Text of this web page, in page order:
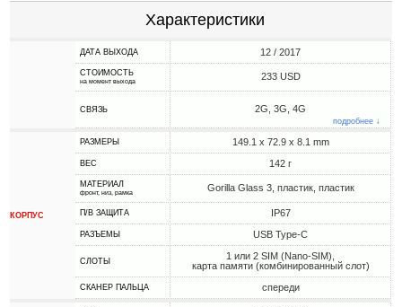
Характеристики
ДАТА ВЫХОДА 12 / 2017
СТОИМОСТЬ
на момент выхода 233 USD
СВЯЗЬ 2G, 3G, 4G
подробнее ↓
КОРПУС
РАЗМЕРЫ 149.1 x 72.9 x 8.1 mm
ВЕС 142 г
МАТЕРИАЛ
фронт, низ, рамка Gorilla Glass 3, пластик, пластик
П/В ЗАЩИТА IP67
РАЗЪЕМЫ USB Type-C
СЛОТЫ
1 или 2 SIM (Nano-SIM),
карта памяти (комбинированный слот)
СКАНЕР ПАЛЬЦА спереди